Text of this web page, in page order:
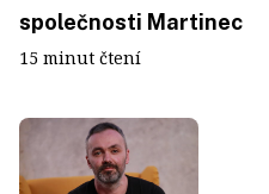
společnosti Martinec
15 minut čtení